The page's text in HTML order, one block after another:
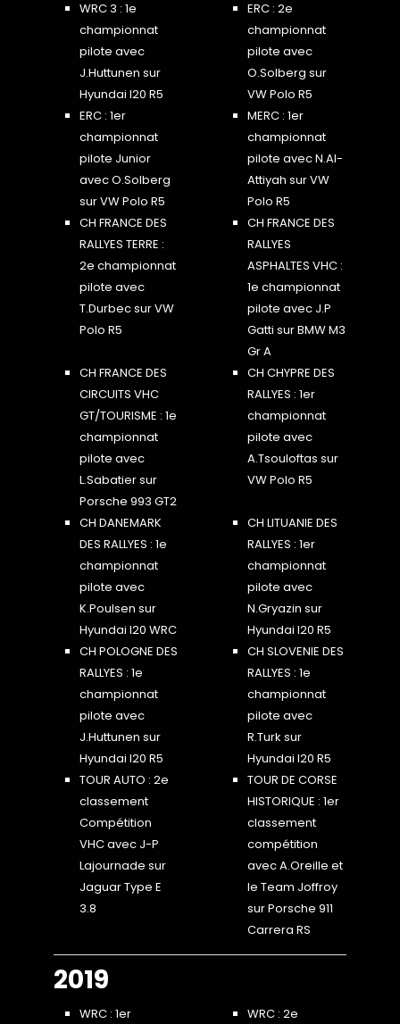
WRC 3 : 1e
championnat
pilote avec
J.Huttunen sur
Hyundai I20 R5
ERC : 2e
championnat
pilote avec
O.Solberg sur
VW Polo R5
ERC : 1er
championnat
pilote Junior
avec O.Solberg
sur VW Polo R5
MERC : 1er
championnat
pilote avec N.Al-
Attiyah sur VW
Polo R5
CH FRANCE DES
RALLYES TERRE :
2e championnat
pilote avec
T.Durbec sur VW
Polo R5
CH FRANCE DES
RALLYES
ASPHALTES VHC :
1e championnat
pilote avec J.P
Gatti sur BMW M3
Gr A
CH FRANCE DES
CIRCUITS VHC
GT/TOURISME : 1e
championnat
pilote avec
L.Sabatier sur
Porsche 993 GT2
CH CHYPRE DES
RALLYES : 1er
championnat
pilote avec
A.Tsouloftas sur
VW Polo R5
CH DANEMARK
DES RALLYES : 1e
championnat
pilote avec
K.Poulsen sur
Hyundai I20 WRC
CH LITUANIE DES
RALLYES : 1er
championnat
pilote avec
N.Gryazin sur
Hyundai I20 R5
CH POLOGNE DES
RALLYES : 1e
championnat
pilote avec
J.Huttunen sur
Hyundai I20 R5
CH SLOVENIE DES
RALLYES : 1e
championnat
pilote avec
R.Turk sur
Hyundai I20 R5
TOUR AUTO : 2e
classement
Compétition
VHC avec J-P
Lajournade sur
Jaguar Type E
3.8
TOUR DE CORSE
HISTORIQUE : 1er
classement
compétition
avec A.Oreille et
le Team Joffroy
sur Porsche 911
Carrera RS
2019
WRC : 1er
WRC : 2e